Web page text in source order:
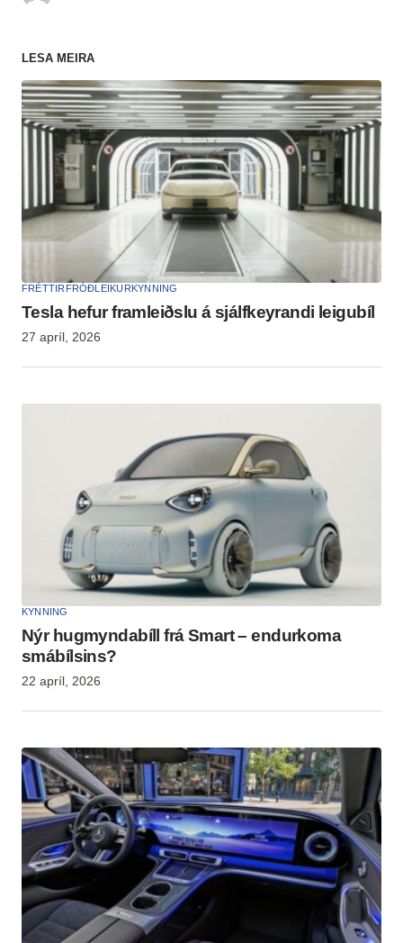
LESA MEIRA
FRÉTTIR FRÓÐLEIKURKYNNING
Tesla hefur framleiðslu á sjálfkeyrandi leigubíl
27 apríl, 2026
KYNNING
Nýr hugmyndabíll frá Smart – endurkoma
smábílsins?
22 apríl, 2026